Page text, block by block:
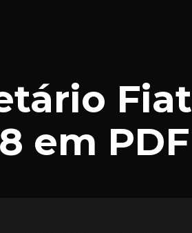
Fiat
em PDF